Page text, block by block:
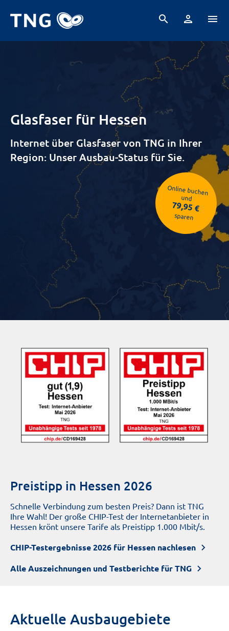
search person menu
Glasfaser für Hessen
Internet über Glasfaser von TNG in Ihrer
Region: Unser Ausbau-Status für Sie.
Online buchen
und
79,95 €
sparen
Preistipp in Hessen 2026
Schnelle Verbindung zum besten Preis? Dann ist TNG
Ihre Wahl! Der große CHIP-Test der Internetanbieter in
Hessen krönt unsere Tarife als Preistipp 1.000 Mbit/s.
CHIP-Testergebnisse 2026 für Hessen nachlesen
Alle Auszeichnungen und Testberichte für TNG
Aktuelle Ausbaugebiete